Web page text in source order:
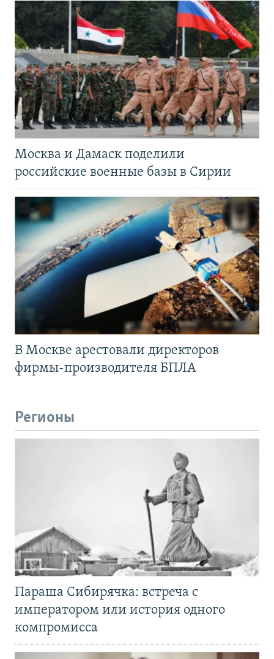
Москва и Дамаск поделили
российские военные базы в Сирии
В Москве арестовали директоров
фирмы-производителя БПЛА
Регионы
Параша Сибирячка: встреча с
императором или история одного
компромисса